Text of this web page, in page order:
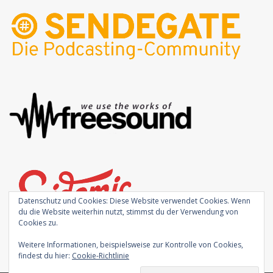
Datenschutz und Cookies: Diese Website verwendet Cookies. Wenn
du die Website weiterhin nutzt, stimmst du der Verwendung von
Cookies zu.
Weitere Informationen, beispielsweise zur Kontrolle von Cookies,
findest du hier: Cookie-Richtlinie